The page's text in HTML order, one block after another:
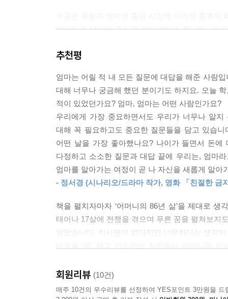
6. 글을 길게 쓰실 필요는 없습니다. 짧게 쓰셔도
7. 가능하면 유성펜을 사용해주세요. 이 책은 아주
8. 책이 완성되면 자녀의 생일, 혹은 다른 특별한
9. 자녀들은 어머니가 공들여 써내려 가셨다는 점
에 대해 어머니와 함께 다시 이야기해보세요.
10. 어머니의 삶이 담긴 이 책을 소중한 보물처럼
럼 간직해주세요. 어머니를 이해하고 느끼고 용서
---「이 책의 사용법」중에서
생소하고 낯설고 특이한 책이었다고 합니다. 그
어머니에게 선물을 해야 하는지, 왜 어머니가 직
만들기 위한 것이고, 또 어머니가 반드시 자녀에
엘마 팀은 전세계에 이 책이 소개될 때마다 이 책
역시 엘마 팀과의 면밀히 소통하며 만들어졌습니다.
어머니의 삶을 ‘사적으로’ 계승하기
이 책의 중요한 목표 중 하나는 사적인 삶의 중
만들어지지 않았습니다. 이 책은 사용자들이
권합니다. 사적인 삶들이 그 어느 때보다도 위태
추천평
엄마는 어릴 적 내 모든 질문에 대답을 해준 사람
대해 너무나 궁금해 했던 분이기도 하지요. 오늘
적이 있었던가요? 엄마, 엄마는 어떤 사람인가요?
우리에게 가장 중요하면서도 우리가 너무나 알지
대해 꼭 필요하고도 중요한 질문들을 담고 있습
어떤 날을 가장 좋아했나요? 나이가 들면서 돈
다정하고 소소한 질문과 대답 끝에 우리는, 엄마
엄마를 알아가는 여정이 곧 나 자신을 새롭게 알아
- 정서경 (시나리오/드라마 작가, 영화 「친절한 금
책을 펼치자마자 ‘어머니의 86년 삶’을 제대로
태어나 17살에 전쟁을 겪으며 푸른 꿈을 펼쳐보지
않았습니다. 치사랑이 없다지만 너무하다는 생각
기록하고, 그 이야기가 엄마가 된 딸에게, 또 그 딸
- 이임숙 (맑은숲아동청소년상담센터 소장, 『엄마
회원리뷰 (10건)
매주 10건의 우수리뷰를 선정하여 YES포인트 3만원을 드